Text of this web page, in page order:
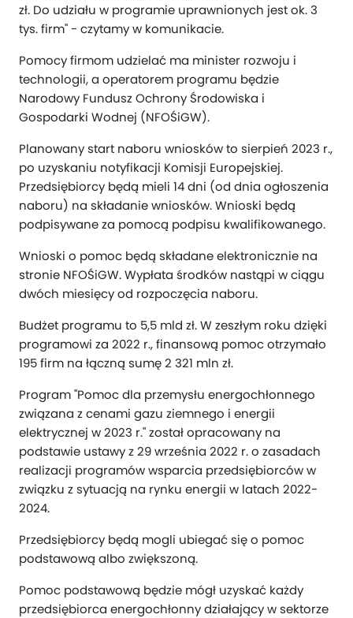
zł. Do udziału w programie uprawnionych jest ok. 3
tys. firm" - czytamy w komunikacie.
Pomocy firmom udzielać ma minister rozwoju i
technologii, a operatorem programu będzie
Narodowy Fundusz Ochrony Środowiska i
Gospodarki Wodnej (NFOŚiGW).
Planowany start naboru wniosków to sierpień 2023 r.,
po uzyskaniu notyfikacji Komisji Europejskiej.
Przedsiębiorcy będą mieli 14 dni (od dnia ogłoszenia
naboru) na składanie wniosków. Wnioski będą
podpisywane za pomocą podpisu kwalifikowanego.
Wnioski o pomoc będą składane elektronicznie na
stronie NFOŚiGW. Wypłata środków nastąpi w ciągu
dwóch miesięcy od rozpoczęcia naboru.
Budżet programu to 5,5 mld zł. W zeszłym roku dzięki
programowi za 2022 r., finansową pomoc otrzymało
195 firm na łączną sumę 2 321 mln zł.
Program "Pomoc dla przemysłu energochłonnego
związana z cenami gazu ziemnego i energii
elektrycznej w 2023 r." został opracowany na
podstawie ustawy z 29 września 2022 r. o zasadach
realizacji programów wsparcia przedsiębiorców w
związku z sytuacją na rynku energii w latach 2022-
2024.
Przedsiębiorcy będą mogli ubiegać się o pomoc
podstawową albo zwiększoną.
Pomoc podstawową będzie mógł uzyskać każdy
przedsiębiorca energochłonny działający w sektorze